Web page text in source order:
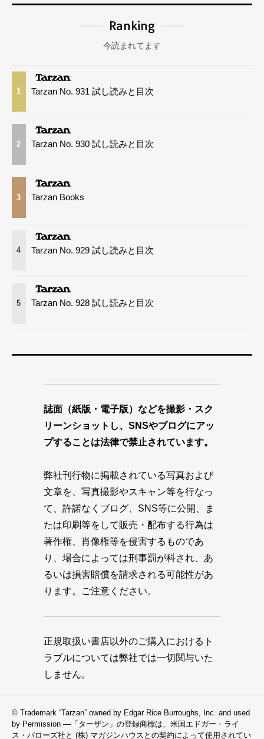
Ranking
今読まれてます
1 Tarzan No. 931 試し読みと目次
2 Tarzan No. 930 試し読みと目次
3 Tarzan Books
4 Tarzan No. 929 試し読みと目次
5 Tarzan No. 928 試し読みと目次
誌面（紙版・電子版）などを撮影・スク
リーンショットし、SNSやブログにアッ
プすることは法律で禁止されています。
弊社刊行物に掲載されている写真および
文章を、写真撮影やスキャン等を行なっ
て、許諾なくブログ、SNS等に公開、ま
たは印刷等をして販売・配布する行為は
著作権、肖像権等を侵害するものであ
り、場合によっては刑事罰が科され、あ
るいは損害賠償を請求される可能性があ
ります。ご注意ください。
正規取扱い書店以外のご購入におけるト
ラブルについては弊社では一切関与いた
しません。
© Trademark “Tarzan” owned by Edgar Rice Burroughs, Inc. and used
by Permission —「ターザン」の登録商標は、米国エドガー・ライ
ス・バローズ社と (株) マガジンハウスとの契約によって使用されてい